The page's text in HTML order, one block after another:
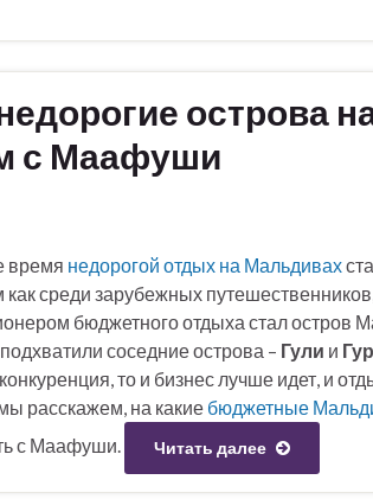
острова
с Маафуши
время недорогой отдых на Мальдивах
среди зарубежных
бюджетного отдыха стал остров
соседние острова – Гули и
то и бизнес лучше идет, и
расскажем, на какие бюджетные
с Маафуши.
Читать далее